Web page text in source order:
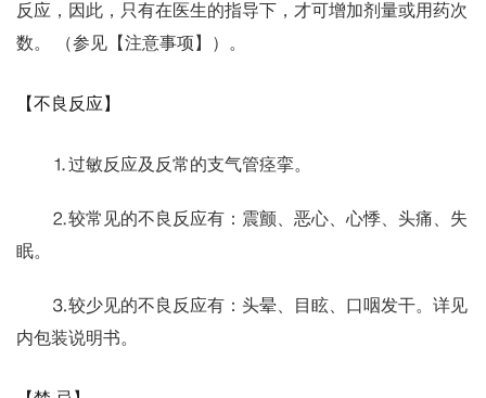
反应，因此，只有在医生的指导下，才可增加剂量或用药次
数。 （参见【注意事项】）。
【不良反应】
⒈过敏反应及反常的支气管痉挛。
⒉较常见的不良反应有：震颤、恶心、心悸、头痛、失
眠。
⒊较少见的不良反应有：头晕、目眩、口咽发干。详见
内包装说明书。